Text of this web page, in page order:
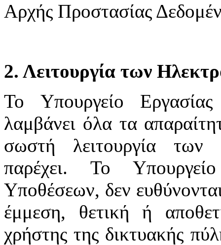
Αρχής Προστασίας
2. Λειτουργία των
Το Υπουργείο
λαμβάνει όλα τα
σωστή λειτουργία των
παρέχει. Το
Υποθέσεων, δεν
έμμεση, θετική ή
χρήστης της δικτυακής